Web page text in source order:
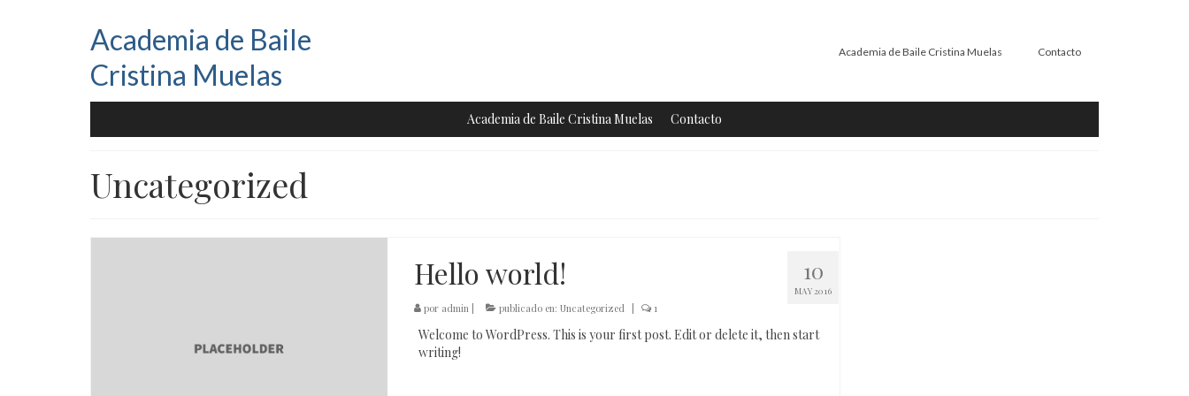
Academia de Baile
Cristina Muelas
Academia de Baile Cristina Muelas Contacto
Academia de Baile Cristina Muelas Contacto
Uncategorized
10
MAY 2016
Hello world!
por admin| publicado en: Uncategorized 1
Welcome to WordPress. This is your first post. Edit or delete it, then start
writing!